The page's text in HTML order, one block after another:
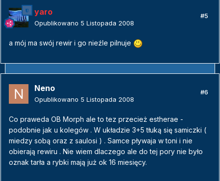
yaro
Opublikowano 5 Listopada 2008
#5
a mój ma swój rewir i go nieźle pilnuje
Neno
Opublikowano 5 Listopada 2008
#6
Co praweda OB Morph ale to tez przecież estherae -
podobnie jak u kolegów . W układzie 3+5 tłuką się samiczki (
miedzy sobą oraz z saulosi ) . Samce pływaja w toni i nie
obierają rewiru . Nie wiem dlaczego ale do tej pory nie było
oznak tarła a rybki mają już ok 16 miesięcy.